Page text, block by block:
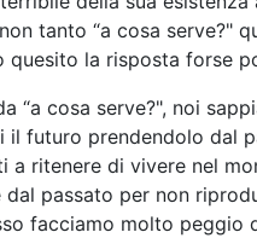
tanto “a cosa serve?"
la risposta forse
“a cosa serve?", noi
il futuro prendendolo dal
ritenere di vivere nel
passato per non
facciamo molto